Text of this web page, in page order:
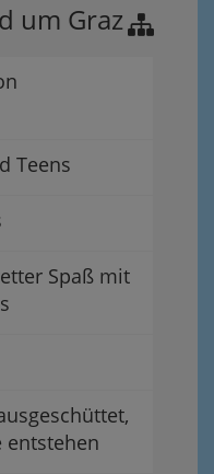
um Graz
Teens
Spaß mit
entstehen